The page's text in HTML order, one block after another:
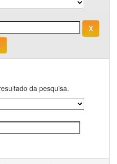
da pesquisa.